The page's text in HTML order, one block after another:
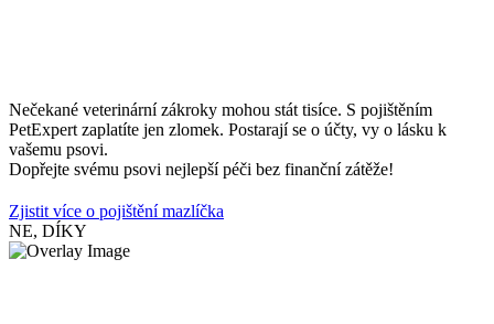
Nečekané veterinární zákroky mohou stát tisíce. S pojištěním
PetExpert zaplatíte jen zlomek. Postarají se o účty, vy o lásku k
vašemu psovi.
Dopřejte svému psovi nejlepší péči bez finanční zátěže!
Zjistit více o pojištění mazlíčka
NE, DÍKY